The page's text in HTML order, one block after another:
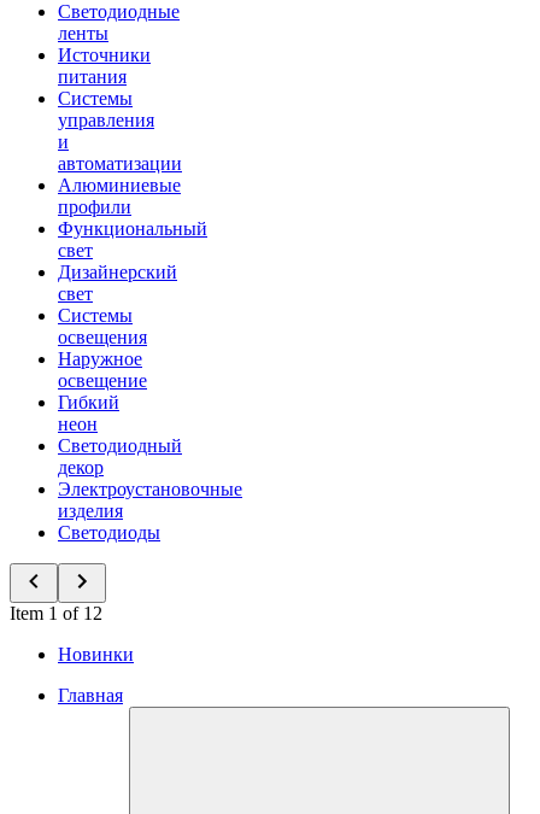
Светодиодные
ленты
Источники
питания
Системы
управления
и
автоматизации
Алюминиевые
профили
Функциональный
свет
Дизайнерский
свет
Системы
освещения
Наружное
освещение
Гибкий
неон
Светодиодный
декор
Электроустановочные
изделия
Светодиоды
Item 1 of 12
Новинки
Главная